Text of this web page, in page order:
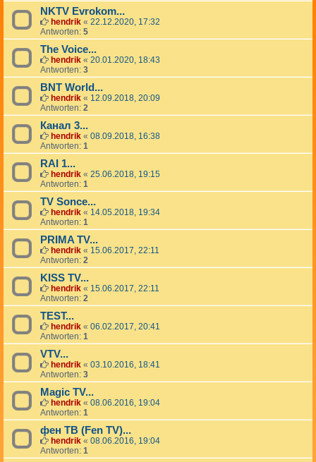
NKTV Evrokom...
hendrik « 22.12.2020, 17:32
Antworten: 5
The Voice...
hendrik « 20.01.2020, 18:43
Antworten: 3
BNT World...
hendrik « 12.09.2018, 20:09
Antworten: 2
Канал 3...
hendrik « 08.09.2018, 16:38
Antworten: 1
RAI 1...
hendrik « 25.06.2018, 19:15
Antworten: 1
TV Sonce...
hendrik « 14.05.2018, 19:34
Antworten: 1
PRIMA TV...
hendrik « 15.06.2017, 22:11
Antworten: 2
KISS TV...
hendrik « 15.06.2017, 22:11
Antworten: 2
TEST...
hendrik « 06.02.2017, 20:41
Antworten: 1
VTV...
hendrik « 03.10.2016, 18:41
Antworten: 3
Magic TV...
hendrik « 08.06.2016, 19:04
Antworten: 1
фен ТВ (Fen TV)...
hendrik « 08.06.2016, 19:04
Antworten: 1